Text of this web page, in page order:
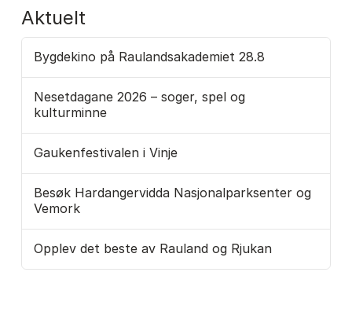
Aktuelt
Bygdekino på Raulandsakademiet 28.8
Nesetdagane 2026 – soger, spel og
kulturminne
Gaukenfestivalen i Vinje
Besøk Hardangervidda Nasjonalparksenter og
Vemork
Opplev det beste av Rauland og Rjukan